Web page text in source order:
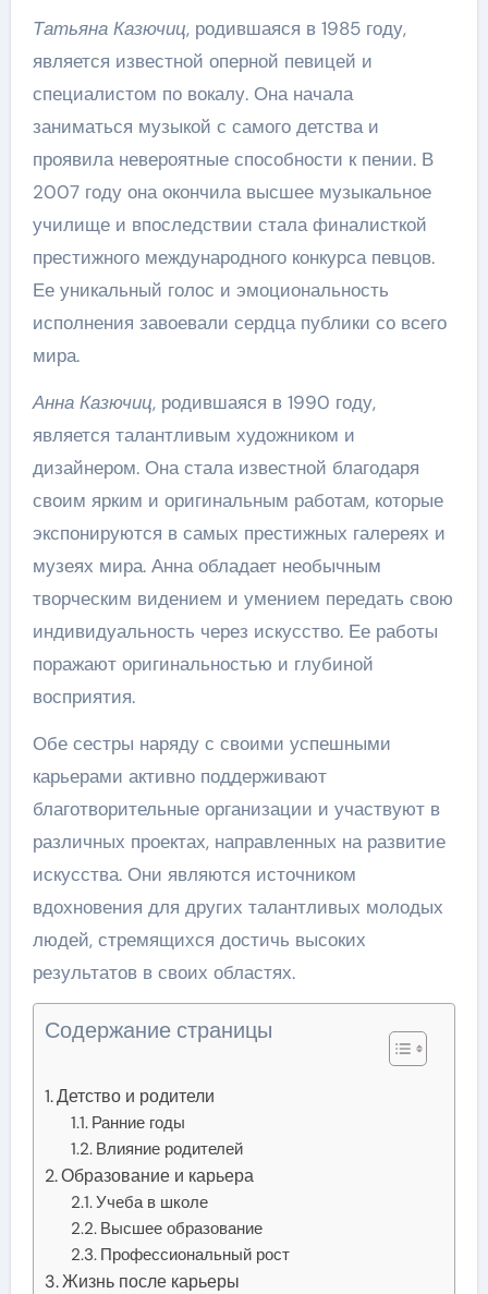
Татьяна Казючиц, родившаяся в 1985 году,
является известной оперной певицей и
специалистом по вокалу. Она начала
заниматься музыкой с самого детства и
проявила невероятные способности к пении. В
2007 году она окончила высшее музыкальное
училище и впоследствии стала финалисткой
престижного международного конкурса певцов.
Ее уникальный голос и эмоциональность
исполнения завоевали сердца публики со всего
мира.
Анна Казючиц, родившаяся в 1990 году,
является талантливым художником и
дизайнером. Она стала известной благодаря
своим ярким и оригинальным работам, которые
экспонируются в самых престижных галереях и
музеях мира. Анна обладает необычным
творческим видением и умением передать свою
индивидуальность через искусство. Ее работы
поражают оригинальностью и глубиной
восприятия.
Обе сестры наряду с своими успешными
карьерами активно поддерживают
благотворительные организации и участвуют в
различных проектах, направленных на развитие
искусства. Они являются источником
вдохновения для других талантливых молодых
людей, стремящихся достичь высоких
результатов в своих областях.
Содержание страницы
Детство и родители
Ранние годы
Влияние родителей
Образование и карьера
Учеба в школе
Высшее образование
Профессиональный рост
Жизнь после карьеры